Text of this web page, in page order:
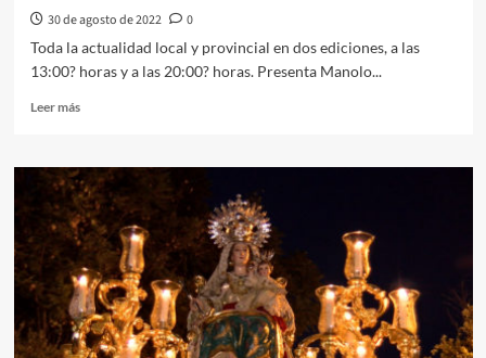
30 de agosto de 2022
0
Toda la actualidad local y provincial en dos ediciones, a las
13:00? horas y a las 20:00? horas. Presenta Manolo...
Leer más